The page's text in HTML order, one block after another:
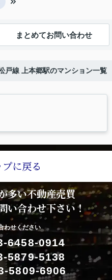
まとめてお問い合わせ
戸線 上本郷駅のマンション一覧
に戻る
多い不動産売買
い合わせ下さい！
わせください
6458-0914
5879-5138
5809-6906